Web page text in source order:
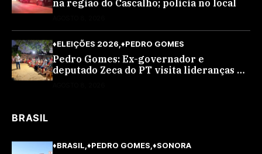
na região do Cascalho; polícia no local
♦ELEIÇÕES 2026 ♦PEDRO GOMES
Pedro Gomes: Ex-governador e
deputado Zeca do PT visita lideranças do
BRASIL
♦BRASIL ♦PEDRO GOMES ♦SONORA